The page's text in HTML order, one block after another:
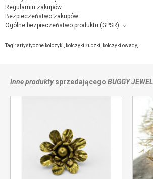
Regulamin zakupów
Bezpieczeństwo zakupów
Ogólne bezpieczeństwo produktu (GPSR)
Buggy Jewels, Gierymskiego, 2/17, 98-220 Zduńska
sprzedającym
Tagi:artystyczne kolczyki kolczyki żuczki kolczyki owady,
Inne produktysprzedającego BUGGY